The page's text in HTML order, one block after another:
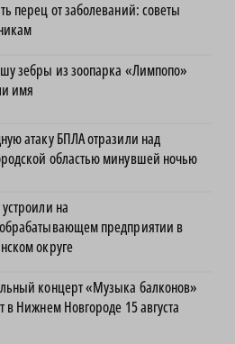
перец от заболеваний: советы
зебры из зоопарка «Лимпопо»
имя
атаку БПЛА отразили над
областью минувшей ночью
на
предприятии в
округе
концерт «Музыка балконов»
в Нижнем Новгороде 15 августа